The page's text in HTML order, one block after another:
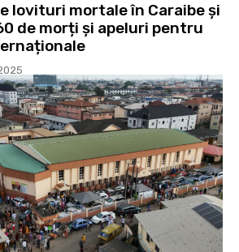
lovituri mortale în Caraibe și
de morți și apeluri pentru